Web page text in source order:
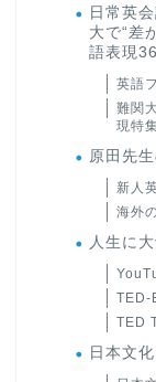
日常英
大で“差
語表現
英語
難関
現特
原田先
新人
海外
人生に
TED-
TED
日本文